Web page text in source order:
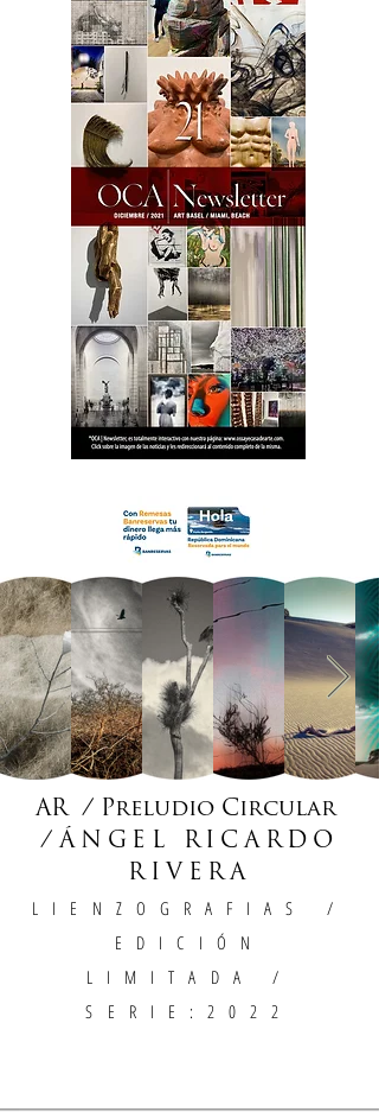
AR / Preludio Circular
/ÁNGEL RICARDO
RIVERA
LIENZOGRAFIAS
/
EDICIÓN
LIMITADA /
SERIE:2022